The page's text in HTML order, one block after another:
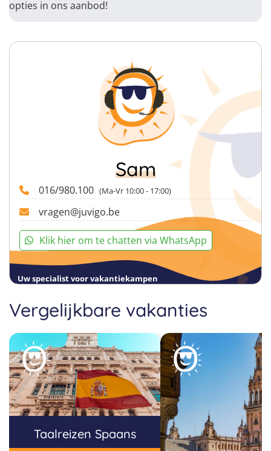
Sam
016/980.100 (Ma-Vr 10:00 - 17:00)
vragen@juvigo.be
Klik hier om te chatten via WhatsApp
Uw specialist voor vakantiekampen
opties in ons aanbod!
Vergelijkbare vakanties
Taalreizen Spaans